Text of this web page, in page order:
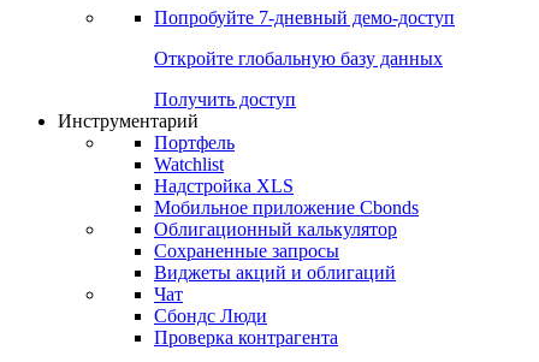
Прогнозы
Консенсусы
Попробуйте7-дневный
Откройте глобальную базу данных
Получить доступ
Инструментарий
Портфель
Watchlist
Надстройка XLS
Мобильное приложение Cbonds
Облигационный калькулятор
Сохраненные запросы